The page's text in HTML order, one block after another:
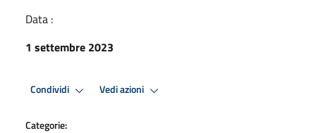
Data :
1 settembre 2023
Condividi Vedi azioni
Categorie: